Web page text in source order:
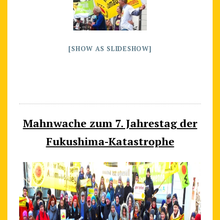
[SHOW AS SLIDESHOW]
Mahnwache zum 7. Jahrestag der
Fukushima-Katastrophe